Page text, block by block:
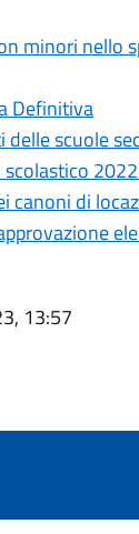
minori
Definitiva
scuole
di
13:57